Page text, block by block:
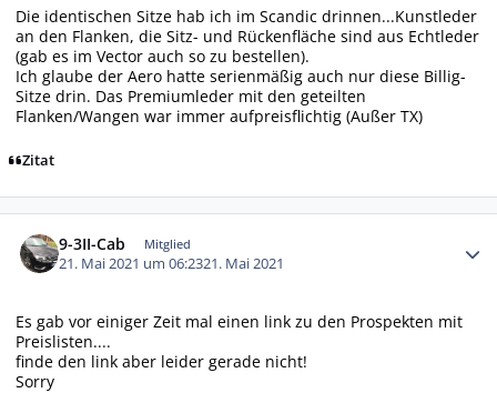
Die identischen Sitze hab ich im Scandic drinnen...Kunstleder
an den Flanken, die Sitz- und Rückenfläche sind aus Echtleder
(gab es im Vector auch so zu bestellen).
Ich glaube der Aero hatte serienmäßig auch nur diese Billig-
Sitze drin. Das Premiumleder mit den geteilten
Flanken/Wangen war immer aufpreisflichtig (Außer TX)
Zitat
9-3II-Cab Mitglied
21. Mai 2021 um 06:2321. Mai 2021
Es gab vor einiger Zeit mal einen link zu den Prospekten mit
Preislisten....
finde den link aber leider gerade nicht!
Sorry